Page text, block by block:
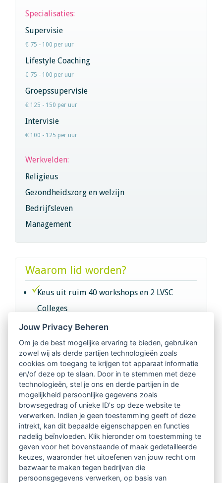
Specialisaties:
Supervisie
€ 75 - 100 per uur
Lifestyle Coaching
€ 75 - 100 per uur
Groepssupervisie
€ 125 - 150 per uur
Intervisie
€ 100 - 125 per uur
Werkvelden:
Religieus
Gezondheidszorg en welzijn
Bedrijfsleven
Management
Waarom lid worden?
Keus uit ruim 40 workshops en 2 LVSC
Colleges
Intervisie met geregistreerde vakgenoten
Netwerk van 2100 professionals in 14
regio's
Vindbaar voor opdrachtgevers
Tijdschrift voor
Begeleidingskunde & kennisbank
Beroepsregistratie (LVSC keurmerk)
Jouw Privacy Beheren
Om je de best mogelijke ervaring te bieden, gebruiken
zowel wij als derde partijen technologieën zoals
cookies om toegang te krijgen tot apparaat informatie
en/of deze op te slaan. Door in te stemmen met deze
technologieën, stel je ons en derde partijen in de
mogelijkheid persoonlijke gegevens zoals
browsegedrag of unieke ID's op deze website te
verwerken. Indien je geen toestemming geeft of deze
intrekt, kan dit bepaalde eigenschappen en functies
nadelig beïnvloeden. Klik hieronder om toestemming te
geven voor het bovenstaande of maak gedetailleerde
keuzes, waaronder het uitoefenen van jouw recht om
bezwaar te maken tegen bedrijven die
persoonsgegevens verwerken, op basis van